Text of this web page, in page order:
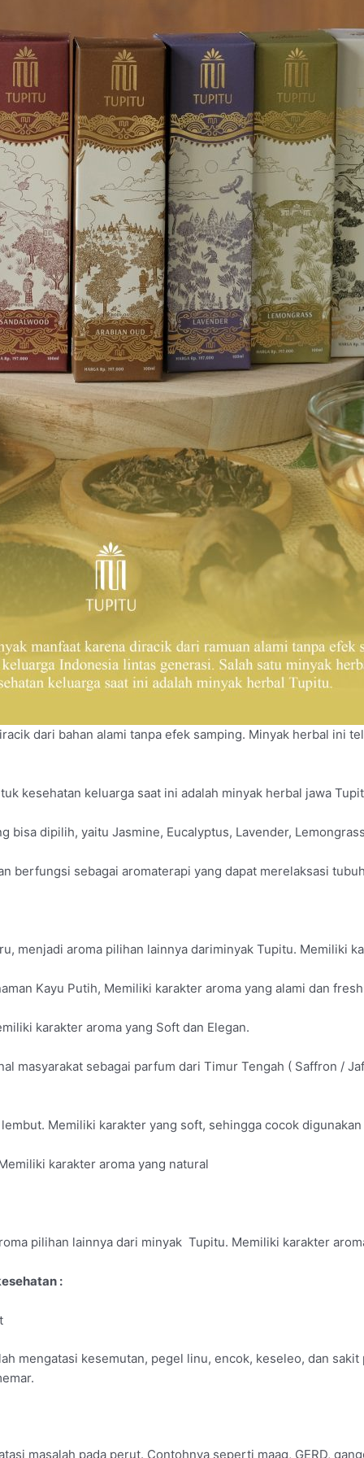
dari bahan alami tanpa efek samping. Minyak herbal ini
kesehatan keluarga saat ini adalah minyak herbal jawa
bisa dipilih, yaitu Jasmine, Eucalyptus, Lavender,
berfungsi sebagai aromaterapi yang dapat merelaksasi
menjadi aroma pilihan lainnya dariminyak Tupitu. Memiliki
Kayu Putih, Memiliki karakter aroma yang alami dan
karakter aroma yang Soft dan Elegan.
masyarakat sebagai parfum dari Timur Tengah ( Saffron /
Memiliki karakter yang soft, sehingga cocok
karakter aroma yang natural
pilihan lainnya dari minyak Tupitu. Memiliki karakter
:
mengatasi kesemutan, pegel linu, encok, keseleo, dan
masalah pada perut. Contohnya seperti maag, GERD,